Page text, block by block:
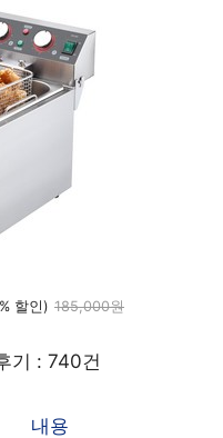
할인) 185,000원
기 : 740건
내용